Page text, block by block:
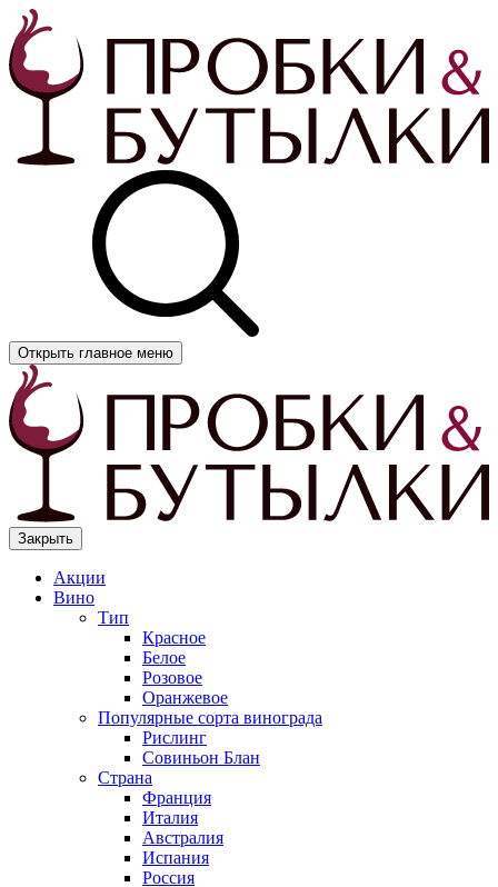
Открыть главное меню
Закрыть
Акции
Вино
Тип
Красное
Белое
Розовое
Оранжевое
Популярные сорта винограда
Рислинг
Совиньон Блан
Страна
Франция
Италия
Австралия
Испания
Россия